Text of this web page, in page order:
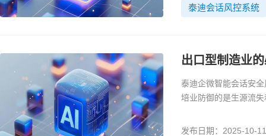
泰迪会话风控系统
出口型制造业
泰迪企微智能会话安
培业防御的是生源流
发布日期：2025-10-11